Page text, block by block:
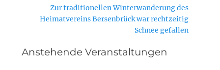
Nächster
Beitrag:
Zur traditionellen Winterwanderung des
Heimatvereins Bersenbrück war rechtzeitig
Schnee gefallen
Anstehende Veranstaltungen